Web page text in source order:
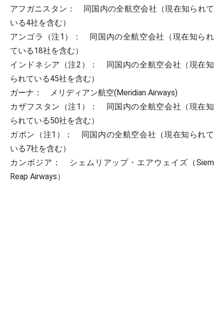
アフガニスタン： 同国内の全航空会社（現在知られて
いる4社を含む）
アンゴラ（注1）： 同国内の全航空会社（現在知られ
ている18社を含む）
インドネシア（注2）： 同国内の全航空会社（現在知
られている45社を含む）
ガーナ： メリディアン航空(Meridian Airways)
カザフスタン（注1）： 同国内の全航空会社（現在知
られている50社を含む）
ガボン（注1）： 同国内の全航空会社（現在知られて
いる7社を含む）
カンボジア： シェムリアップ・エアウェイズ（Siem
Reap Airways）